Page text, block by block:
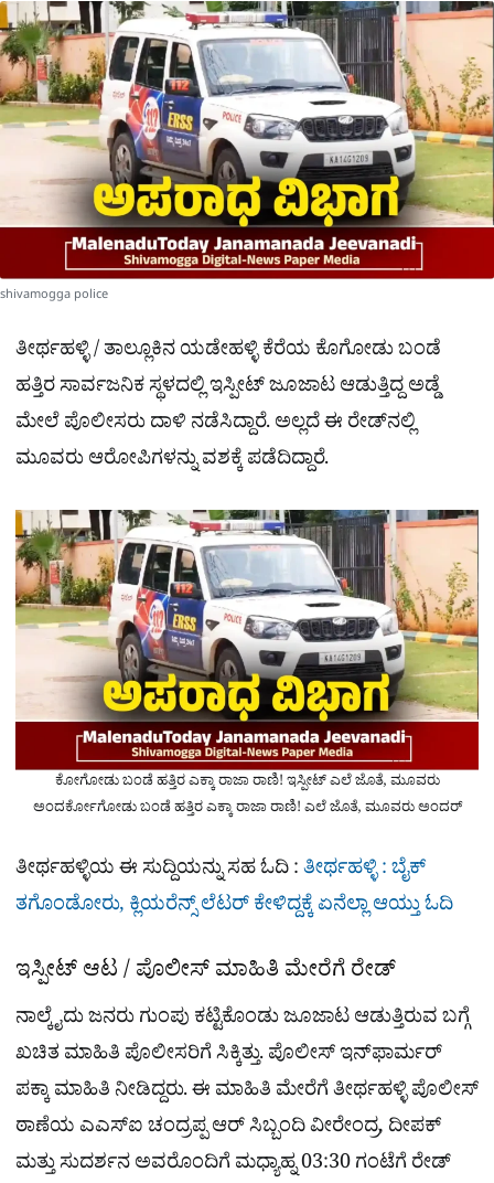
p
p
o
k
a
m
a
r
e
shivamogga police
ತೀರ್ಥಹಳ್ಳಿ / ತಾಲ್ಲೂಕಿನ ಯಡೇಹಳ್ಳಿ ಕೆರೆಯ ಕೊಗೋಡು ಬಂಡೆ
ಹತ್ತಿರ ಸಾರ್ವಜನಿಕ ಸ್ಥಳದಲ್ಲಿ ಇಸ್ಪೀಟ್ ಜೂಜಾಟ ಆಡುತ್ತಿದ್ದ ಅಡ್ಡೆ
ಮೇಲೆ ಪೊಲೀಸರು ದಾಳಿ ನಡೆಸಿದ್ದಾರೆ. ಅಲ್ಲದೆ ಈ ರೇಡ್​ನಲ್ಲಿ
ಮೂವರು ಆರೋಪಿಗಳನ್ನು ವಶಕ್ಕೆ ಪಡೆದಿದ್ದಾರೆ.
ಕೋಗೋಡು ಬಂಡೆ ಹತ್ತಿರ ಎಕ್ಕಾ ರಾಜಾ ರಾಣಿ! ಇಸ್ಪೀಟ್ ಎಲೆ ಜೊತೆ, ಮೂವರು
ಅಂದರ್ಕೋಗೋಡು ಬಂಡೆ ಹತ್ತಿರ ಎಕ್ಕಾ ರಾಜಾ ರಾಣಿ! ಎಲೆ ಜೊತೆ, ಮೂವರು ಅಂದರ್
ತೀರ್ಥಹಳ್ಳಿಯ ಈ ಸುದ್ದಿಯನ್ನು ಸಹ ಓದಿ :ತೀರ್ಥಹಳ್ಳಿ : ಬೈಕ್​
ತಗೊಂಡೋರು, ಕ್ಲಿಯರೆನ್ಸ್ ಲೆಟರ್​ ಕೇಳಿದ್ದಕ್ಕೆ ಏನೆಲ್ಲಾ ಆಯ್ತು ಓದಿ
ಇಸ್ಪೀಟ್ ಆಟ / ಪೊಲೀಸ್ ಮಾಹಿತಿ ಮೇರೆಗೆ ರೇಡ್​
ನಾಲ್ಕೈದು ಜನರು ಗುಂಪು ಕಟ್ಟಿಕೊಂಡು ಜೂಜಾಟ ಆಡುತ್ತಿರುವ ಬಗ್ಗೆ
ಖಚಿತ ಮಾಹಿತಿ ಪೊಲೀಸರಿಗೆ ಸಿಕ್ಕಿತ್ತು. ಪೊಲೀಸ್ ಇನ್​ಫಾರ್ಮರ್​
ಪಕ್ಕಾ ಮಾಹಿತಿ ನೀಡಿದ್ದರು. ಈ ಮಾಹಿತಿ ಮೇರೆಗೆ ತೀರ್ಥಹಳ್ಳಿ ಪೊಲೀಸ್
ಠಾಣೆಯ ಎಎಸ್ಐ ಚಂದ್ರಪ್ಪ ಆರ್ ಸಿಬ್ಬಂದಿ ವೀರೇಂದ್ರ, ದೀಪಕ್
ಮತ್ತು ಸುದರ್ಶನ ಅವರೊಂದಿಗೆ ಮಧ್ಯಾಹ್ನ 03:30 ಗಂಟೆಗೆ ರೇಡ್